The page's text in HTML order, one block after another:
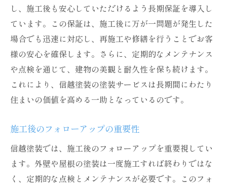
し、施工後も安心していただけるよう長期保証を導入し
ています。この保証は、施工後に万が一問題が発生した
場合でも迅速に対応し、再施工や修繕を行うことでお客
様の安心を確保します。さらに、定期的なメンテナンス
や点検を通じて、建物の美観と耐久性を保ち続けます。
これにより、信越塗装の塗装サービスは長期間にわたり
住まいの価値を高める一助となっているのです。
施工後のフォローアップの重要性
信越塗装では、施工後のフォローアップを重要視してい
ます。外壁や屋根の塗装は一度施工すれば終わりではな
く、定期的な点検とメンテナンスが必要です。このフォ